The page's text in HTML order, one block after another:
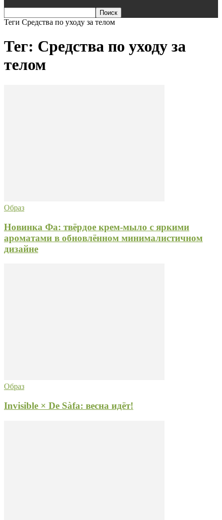
Теги Средства по уходу за телом
Тег: Средства по уходу за
телом
Образ
Новинка Фа: твёрдое крем-мыло с яркими
ароматами в обновлённом минималистичном
дизайне
Образ
Invisible × De Sàfa: весна идёт!